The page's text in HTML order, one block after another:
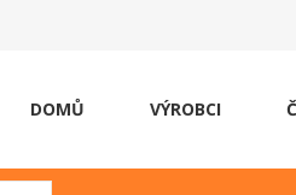
DOMŮ VÝROBCI